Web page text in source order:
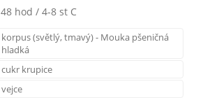
48 hod / 4-8 st C
korpus (světlý, tmavý) - Mouka pšeničná
hladká
cukr krupice
vejce